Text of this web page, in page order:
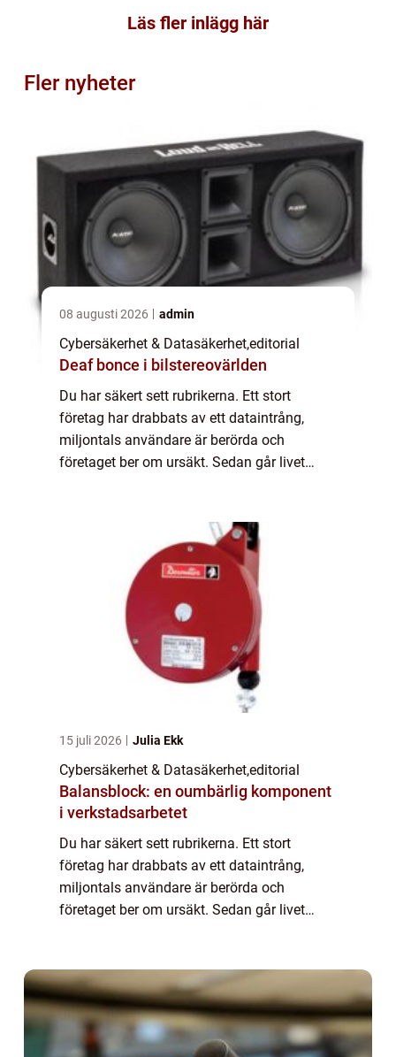
Läs fler inlägg här
Fler nyheter
08 augusti 2026 admin
Cybersäkerhet & Datasäkerhet,editorial
Deaf bonce i bilstereovärlden
Du har säkert sett rubrikerna. Ett stort
företag har drabbats av ett dataintrång,
miljontals användare är berörda och
företaget ber om ursäkt. Sedan går livet
15 juli 2026 Julia Ekk
Cybersäkerhet & Datasäkerhet,editorial
Balansblock: en oumbärlig komponent
i verkstadsarbetet
Du har säkert sett rubrikerna. Ett stort
företag har drabbats av ett dataintrång,
miljontals användare är berörda och
företaget ber om ursäkt. Sedan går livet